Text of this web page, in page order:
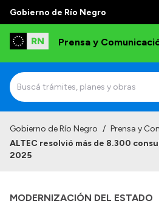
Gobierno de Río Negro
Prensa y
Institucional
Referentes de prensa
Gobierno de Río Negro / Prensa y
ALTEC resolvió más de 8.300
2025
MODERNIZACIÓN DEL ESTADO